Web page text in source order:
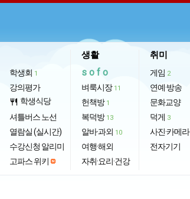
학생회 1
강의평가
restaurant 학생식당
셔틀버스 노선
열람실 (실시간)
수강신청 알리미
고파스 위키
생활
sofo
벼룩시장 11
헌책방 1
복덕방 13
알바·과외 10
여행·해외
자취·요리·건강
취미
게임 2
연예·방송
문화교양
덕게 3
사진·카메라
전자기기